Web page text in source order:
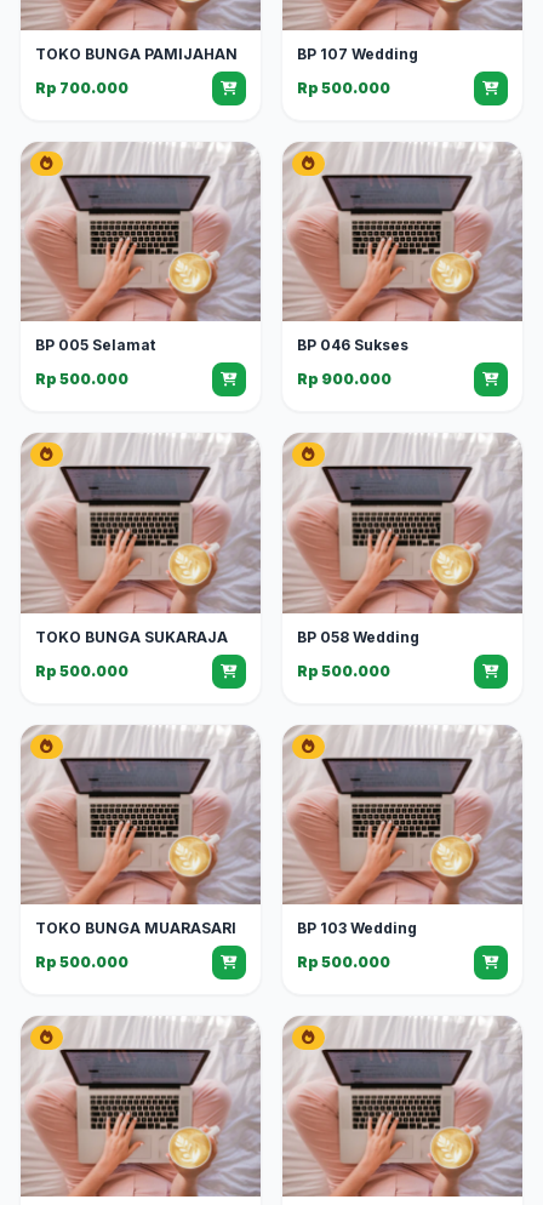
TOKO BUNGA PAMIJAHAN
Rp 700.000
BP 107 Wedding
Rp 500.000
BP 005 Selamat
Rp 500.000
BP 046 Sukses
Rp 900.000
TOKO BUNGA SUKARAJA
Rp 500.000
BP 058 Wedding
Rp 500.000
TOKO BUNGA MUARASARI
Rp 500.000
BP 103 Wedding
Rp 500.000